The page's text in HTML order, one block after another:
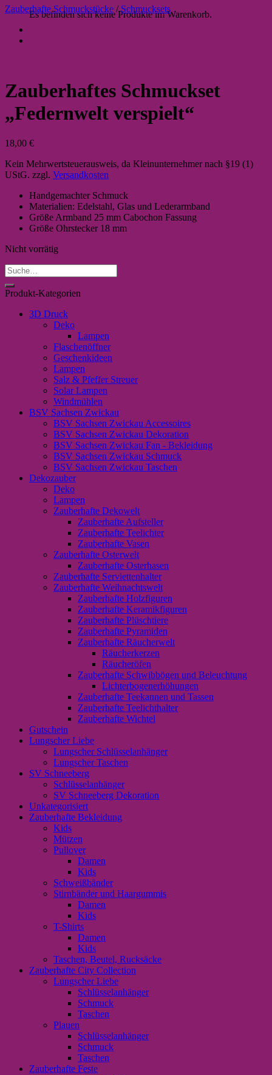
Es befinden sich keine Produkte im Warenkorb.
Zauberhafte Schmuckstücke / Schmucksets
Zauberhaftes Schmuckset
„Federnwelt verspielt“
18,00 €
Kein Mehrwertsteuerausweis, da Kleinunternehmer nach §19 (1)
UStG. zzgl. Versandkosten
Handgemachter Schmuck
Materialien: Edelstahl, Glas und Lederarmband
Größe Armband 25 mm Cabochon Fassung
Größe Ohrstecker 18 mm
Nicht vorrätig
Suche
nach:
Produkt-Kategorien
3D Druck
Deko
Lampen
Flaschenöffner
Geschenkideen
Lampen
Salz & Pfeffer Streuer
Solar Lampen
Windmühlen
BSV Sachsen Zwickau
BSV Sachsen Zwickau Accessoires
BSV Sachsen Zwickau Dekoration
BSV Sachsen Zwickau Fan - Bekleidung
BSV Sachsen Zwickau Schmuck
BSV Sachsen Zwickau Taschen
Dekozauber
Deko
Lampen
Zauberhafte Dekowelt
Zauberhafte Aufsteller
Zauberhafte Teelichter
Zauberhafte Vasen
Zauberhafte Osterwelt
Zauberhafte Osterhasen
Zauberhafte Serviettenhalter
Zauberhafte Weihnachtswelt
Zauberhafte Holzfiguren
Zauberhafte Keramikfiguren
Zauberhafte Plüschtiere
Zauberhafte Pyramiden
Zauberhafte Räucherwelt
Räucherkerzen
Räucheröfen
Zauberhafte Schwibbögen und Beleuchtung
Lichterbogenerhöhungen
Zauberhafte Teekannen und Tassen
Zauberhafte Teelichthalter
Zauberhafte Wichtel
Gutschein
Lungscher Liebe
Lungscher Schlüsselanhänger
Lungscher Taschen
SV Schneeberg
Schlüsselanhänger
SV Schneeberg Dekoration
Unkategorisiert
Zauberhafte Bekleidung
Kids
Mützen
Pullover
Damen
Kids
Schweißbänder
Stirnbänder und Haargummis
Damen
Kids
T-Shirts
Damen
Kids
Taschen, Beutel, Rucksäcke
Zauberhafte City Collection
Lungscher Liebe
Schlüsselanhänger
Schmuck
Taschen
Plauen
Schlüsselanhänger
Schmuck
Taschen
Zauberhafte Feste